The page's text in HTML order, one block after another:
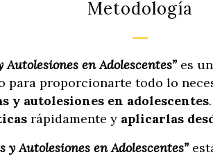
Metodología
en Adolescentes” es
para proporcionarte todo lo
y autolesiones en adolescentes
rápidamente y aplicarlas
y Autolesiones en Adolescentes”